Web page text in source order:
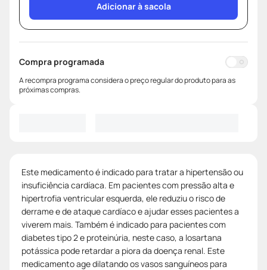
Adicionar à sacola
Compra programada
A recompra programa considera o preço regular do produto para as
próximas compras.
Este medicamento é indicado para tratar a hipertensão ou
insuficiência cardíaca. Em pacientes com pressão alta e
hipertrofia ventricular esquerda, ele reduziu o risco de
derrame e de ataque cardíaco e ajudar esses pacientes a
viverem mais. Também é indicado para pacientes com
diabetes tipo 2 e proteinúria, neste caso, a losartana
potássica pode retardar a piora da doença renal. Este
medicamento age dilatando os vasos sanguíneos para